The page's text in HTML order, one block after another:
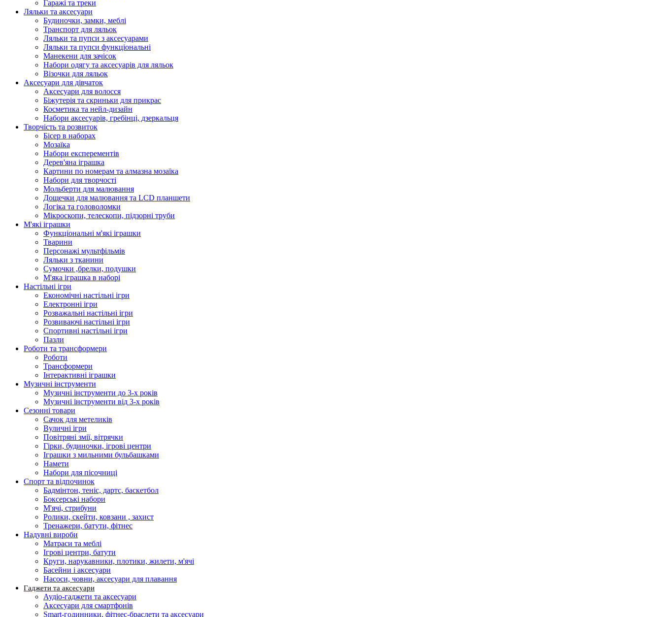
Гаражі та треки
Ляльки та аксесуари
Будиночки, замки, меблі
Транспорт для ляльок
Ляльки та пупси з аксесуарами
Ляльки та пупси функціональні
Манекени для зачісок
Набори одягу та аксесуарів для ляльок
Візочки для ляльок
Аксесуари для дівчаток
Аксесуари для волосся
Біжутерія та скриньки для прикрас
Косметика та нейл-дизайн
Набори аксесуарів, гребінці, дзеркальця
Творчість та розвиток
Бісер в наборах
Мозаїка
Набори експерементів
Дерев'яна іграшка
Картини по номерам та алмазна мозаїка
Набори для творчості
Мольберти для малювання
Дощечки для малювання та LCD планшети
Логіка та головоломки
Мікроскопи, телескопи, підзорні труби
М'які іграшки
Функціональні м'які іграшки
Тварини
Персонажі мультфільмів
Ляльки з тканини
Сумочки ,брелки, подушки
М'яка іграшка в наборі
Настільні ігри
Економічні настільні ігри
Електронні ігри
Розважальні настільні ігри
Розвиваючі настільні ігри
Спортивні настільні ігри
Пазли
Роботи та трансформери
Роботи
Трансформери
Інтерактивні іграшки
Музичні інструменти
Музичні інструменти до 3-х років
Музичні інструменти від 3-х років
Сезонні товари
Сачок для метеликів
Вуличні ігри
Повітряні змії, вітрячки
Гірки, будиночки, ігрові центри
Іграшки з мильними бульбашками
Намети
Набори для пісочниці
Спорт та відпочинок
Бадмінтон, теніс, дартс, баскетбол
Боксерські набори
М'ячі, стрибуни
Ролики, скейти, ковзани , захист
Тренажери, батути, фітнес
Надувні вироби
Матраси та меблі
Ігрові центри, батути
Круги, нарукавники, плотики, жилети, м'ячі
Басейни і аксесуари
Насоси, човни, аксесуари для плавання
Гаджети та аксесуари
Аудіо-гаджети та аксесуари
Аксесуари для смартфонів
Smart-годинники, фітнес-браслети та аксесуари